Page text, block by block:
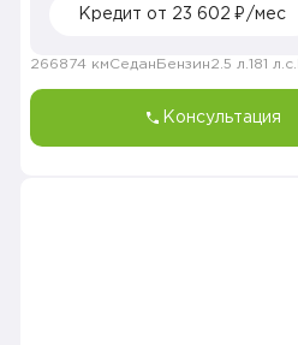
Кредит от 23 602 ₽/мес
266874 кмСедан Бензин2.5 л. 181 л.с.
Консультация